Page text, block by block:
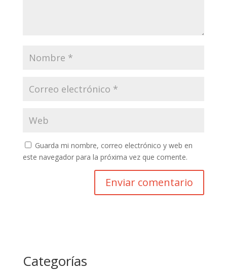
Guarda mi nombre, correo electrónico y web en
este navegador para la próxima vez que comente.
Categorías